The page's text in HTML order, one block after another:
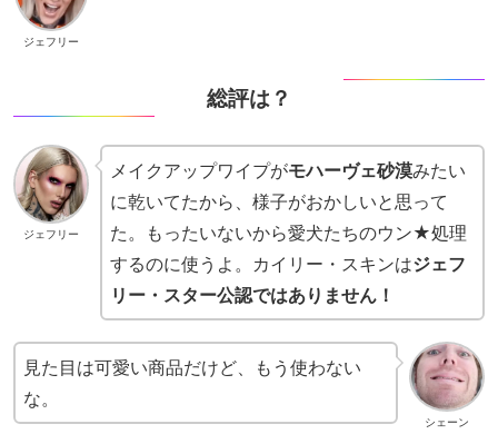
ジェフリー
総評は？
ジェフリー
メイクアップワイプがモハーヴェ砂漠みたい
に乾いてたから、様子がおかしいと思って
た。もったいないから愛犬たちのウン★処理
するのに使うよ。カイリー・スキンはジェフ
リー・スター公認ではありません！
シェーン
見た目は可愛い商品だけど、もう使わない
な。